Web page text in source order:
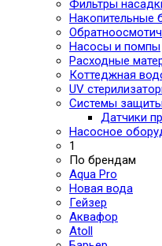
Фильтры
Накопительные
Насосы и помпы
Расходные
Коттеджная
UV
Системы
Датчики
Насосное
1
По брендам
Aqua Pro
Новая вода
Гейзер
Аквафор
Atoll